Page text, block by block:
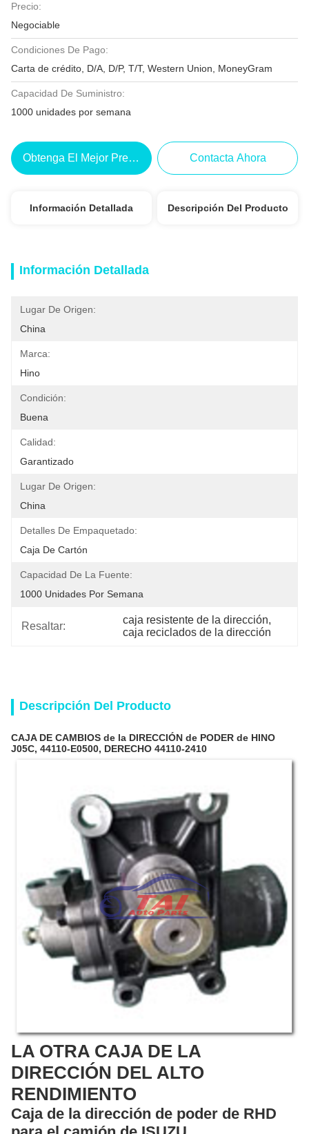
Precio:
Negociable
Condiciones De Pago:
Carta de crédito, D/A, D/P, T/T, Western Union, MoneyGram
Capacidad De Suministro:
1000 unidades por semana
Obtenga El Mejor Precio Contacta Ahora
Información Detallada Descripción Del Producto
Información Detallada
Lugar De Origen:
China
Marca:
Hino
Condición:
Buena
Calidad:
Garantizado
Lugar De Origen:
China
Detalles De Empaquetado:
Caja De Cartón
Capacidad De La Fuente:
1000 Unidades Por Semana
Resaltar:
caja resistente de la dirección,
caja reciclados de la dirección
Descripción Del Producto
CAJA DE CAMBIOS de la DIRECCIÓN de PODER de HINO
J05C, 44110-E0500, DERECHO 44110-2410
LA OTRA CAJA DE LA
DIRECCIÓN DEL ALTO
RENDIMIENTO
Caja de la dirección de poder de RHD